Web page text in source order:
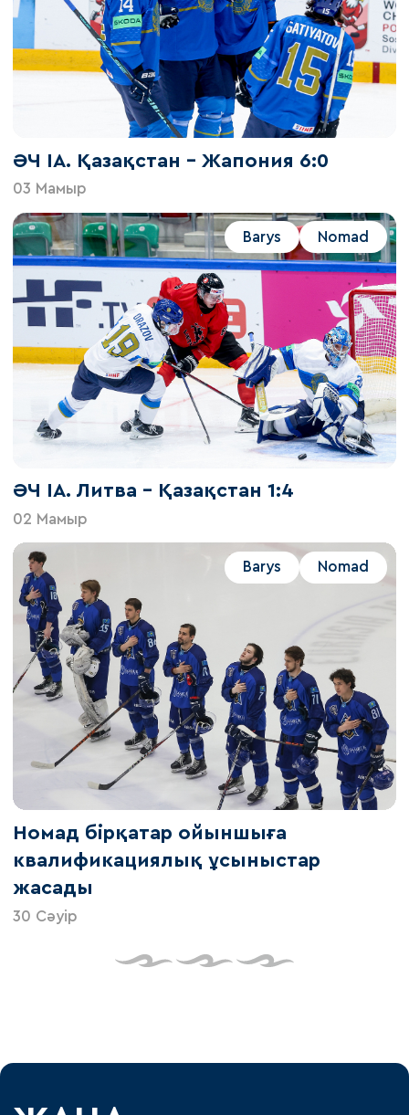
ӘЧ IА. Қазақстан – Жапония 6:0
03 Мамыр
Barys Nomad
ӘЧ IА. Литва – Қазақстан 1:4
02 Мамыр
Barys Nomad
Номад бірқатар ойыншыға
квалификациялық ұсыныстар
жасады
30 Сәуір